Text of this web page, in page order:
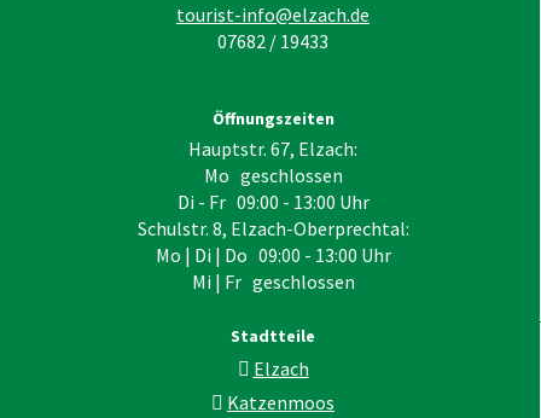
tourist-info@elzach.de
07682 / 19433
Öffnungszeiten
Hauptstr. 67, Elzach:
Mo geschlossen
Di - Fr 09:00 - 13:00 Uhr
Schulstr. 8, Elzach-Oberprechtal:
Mo | Di | Do 09:00 - 13:00 Uhr
Mi | Fr geschlossen
Stadtteile
Elzach
Katzenmoos